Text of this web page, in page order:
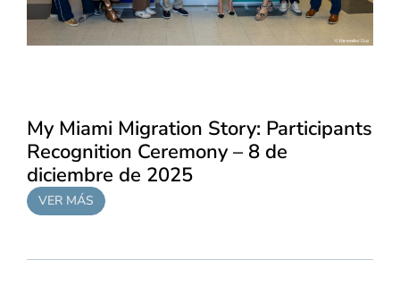
My Miami Migration Story: Participants
Recognition Ceremony – 8 de
diciembre de 2025
VER MÁS